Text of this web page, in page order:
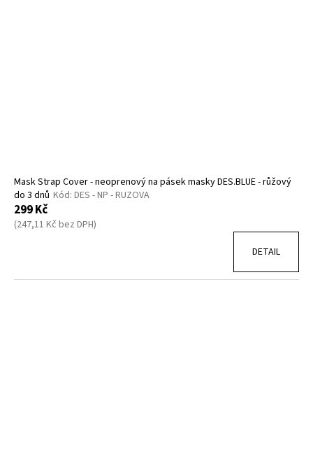
Mask Strap Cover - neoprenový na pásek masky DES.BLUE - růžový
do 3 dnů Kód: DES - NP - RUZOVA
299 Kč
(247,11 Kč bez DPH)
DETAIL